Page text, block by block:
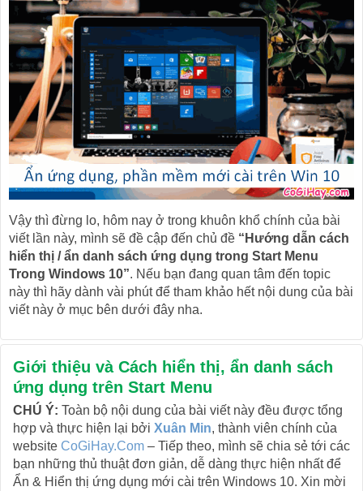
Vậy thì đừng lo, hôm nay ở trong khuôn khổ chính của bài
viết lần này, mình sẽ đề cập đến chủ đề “Hướng dẫn cách
hiển thị / ẩn danh sách ứng dụng trong Start Menu
Trong Windows 10”. Nếu bạn đang quan tâm đến topic
này thì hãy dành vài phút để tham khảo hết nội dung của bài
viết này ở mục bên dưới đây nha.
Giới thiệu và Cách hiển thị, ẩn danh sách
ứng dụng trên Start Menu
CHÚ Ý: Toàn bộ nội dung của bài viết này đều được tổng
hợp và thực hiện lại bởi Xuân Min, thành viên chính của
website CoGiHay.Com – Tiếp theo, mình sẽ chia sẻ tới các
bạn những thủ thuật đơn giản, dễ dàng thực hiện nhất để
Ẩn & Hiển thị ứng dụng mới cài trên Windows 10. Xin mời